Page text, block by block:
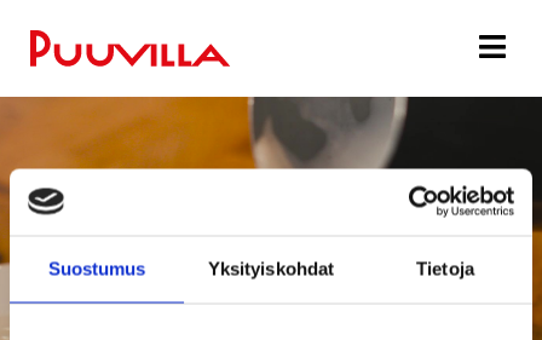
Suostumus Yksityiskohdat Tietoja